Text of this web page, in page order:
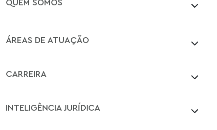
ÁREAS DE ATUAÇÃO
CARREIRA
INTELIGÊNCIA JURÍDICA